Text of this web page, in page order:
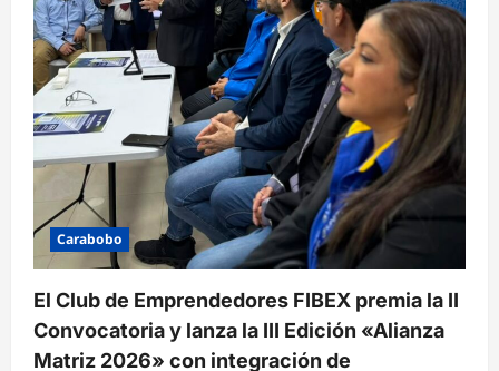
Carabobo
El Club de Emprendedores FIBEX premia la II
Convocatoria y lanza la III Edición «Alianza
Matriz 2026» con integración de